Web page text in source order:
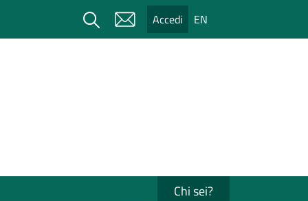
Cerca Accedi EN
Chi sei?